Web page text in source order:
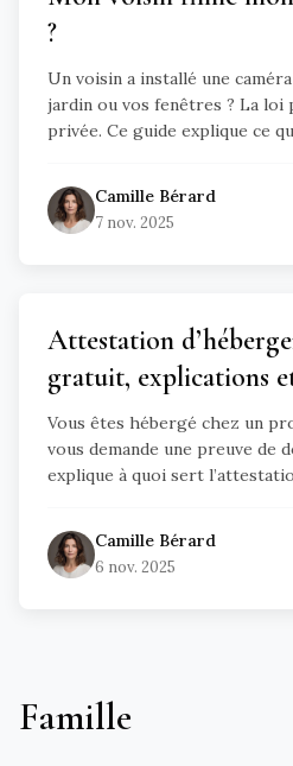
?
Un voisin a installé une
jardin ou vos fenêtres ? La
privée. Ce guide explique ce
(dialogue, mise en demeure,
droits en copropriété.
Camille Bérard
7 nov. 2025
Attestation
gratuit, explications
pas se tromper
Vous êtes hébergé chez un
vous demande une preuve de
explique à quoi sert
modèle gratuit prêt à l’emploi.
Camille Bérard
6 nov. 2025
Famille